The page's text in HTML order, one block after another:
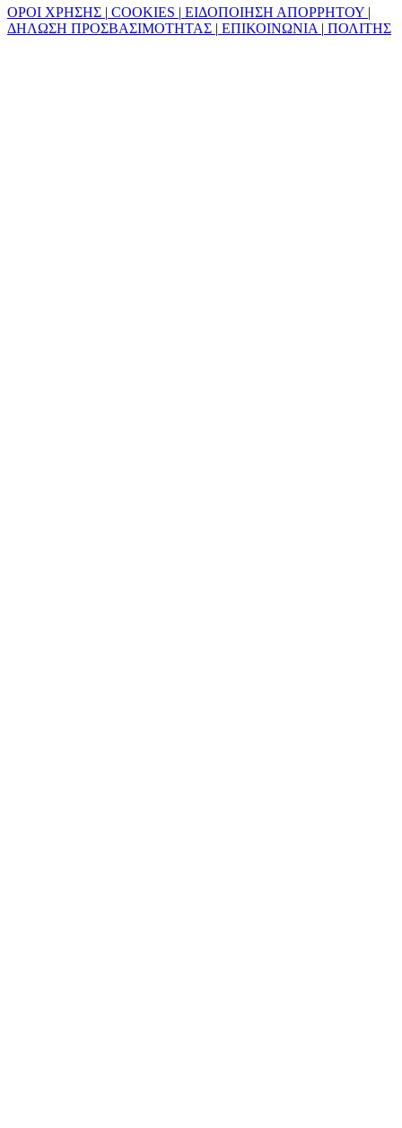
ΟΡΟΙ ΧΡΗΣΗΣ | COOKIES | ΕΙΔΟΠΟΙΗΣΗ ΑΠΟΡΡΗΤΟΥ |
ΔΗΛΩΣΗ ΠΡΟΣΒΑΣΙΜΟΤΗΤΑΣ | ΕΠΙΚΟΙΝΩΝΙΑ | ΠΟΛΙΤΗΣ